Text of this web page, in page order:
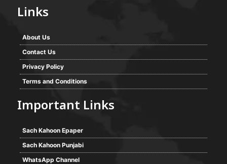
Links
About Us
Contact Us
Privacy Policy
Terms and Conditions
Important Links
Sach Kahoon Epaper
Sach Kahoon Punjabi
WhatsApp Channel